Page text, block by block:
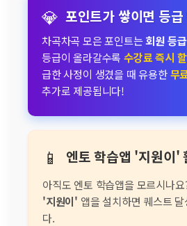
💎 포인트가 쌓이면 등
차곡차곡 모은 포인트는회원 등급
등급이 올라갈수록수강료 즉시
급한 사정이 생겼을 때 유용한무
추가로 제공됩니다!
📱 엔토 학습앱 '지원이'
아직도 엔토 학습앱을 모르시나요
'지원이' 앱을 설치하면 퀘스트
다.